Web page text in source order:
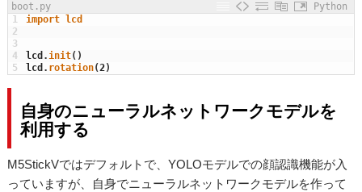
boot.py
Python
1
2
3
4
5
import lcd
lcd .init( )
lcd . rotation(2)
自身のニューラルネットワークモデルを
利用する
M5StickVではデフォルトで、YOLOモデルでの顔認識機能が入
っていますが、自身でニューラルネットワークモデルを作って